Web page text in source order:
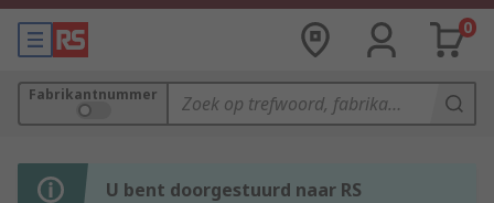
0
Fabrikantnummer
U bent doorgestuurd naar RS